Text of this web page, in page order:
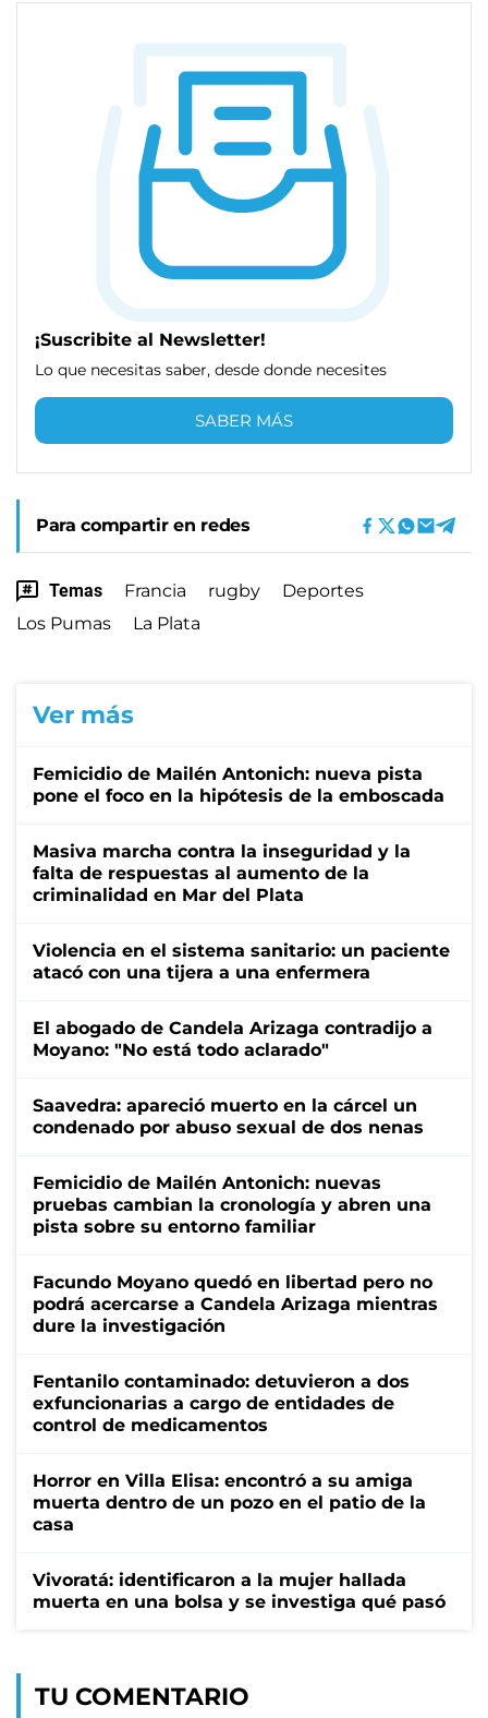
¡Suscribite al Newsletter!
Lo que necesitas saber, desde donde necesites
SABER MÁS
Para compartir en redes
Temas Francia rugby
Deportes
Los Pumas
La Plata
Ver más
Femicidio de Mailén Antonich: nueva pista
pone el foco en la hipótesis de la emboscada
Masiva marcha contra la inseguridad y la
falta de respuestas al aumento de la
criminalidad en Mar del Plata
Violencia en el sistema sanitario: un paciente
atacó con una tijera a una enfermera
El abogado de Candela Arizaga contradijo a
Moyano: "No está todo aclarado"
Saavedra: apareció muerto en la cárcel un
condenado por abuso sexual de dos nenas
Femicidio de Mailén Antonich: nuevas
pruebas cambian la cronología y abren una
pista sobre su entorno familiar
Facundo Moyano quedó en libertad pero no
podrá acercarse a Candela Arizaga mientras
dure la investigación
Fentanilo contaminado: detuvieron a dos
exfuncionarias a cargo de entidades de
control de medicamentos
Horror en Villa Elisa: encontró a su amiga
muerta dentro de un pozo en el patio de la
casa
Vivoratá: identificaron a la mujer hallada
muerta en una bolsa y se investiga qué pasó
TU COMENTARIO